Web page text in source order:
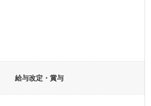
給与改定・賞与